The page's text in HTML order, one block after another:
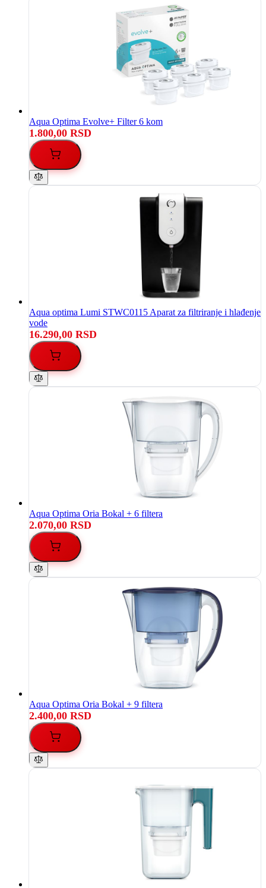
Aqua Optima Evolve+ Filter 6 kom
1.800,00 RSD
Aqua optima Lumi STWC0115 Aparat za filtriranje i hlađenje
vode
16.290,00 RSD
Aqua Optima Oria Bokal + 6 filtera
2.070,00 RSD
Aqua Optima Oria Bokal + 9 filtera
2.400,00 RSD